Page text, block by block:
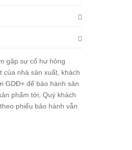
gặp sự cố hư hỏng
của nhà sản xuất, khách
GDĐ+ để bảo hành sản
phẩm tới, Quý khách
phiếu bảo hành vẫn